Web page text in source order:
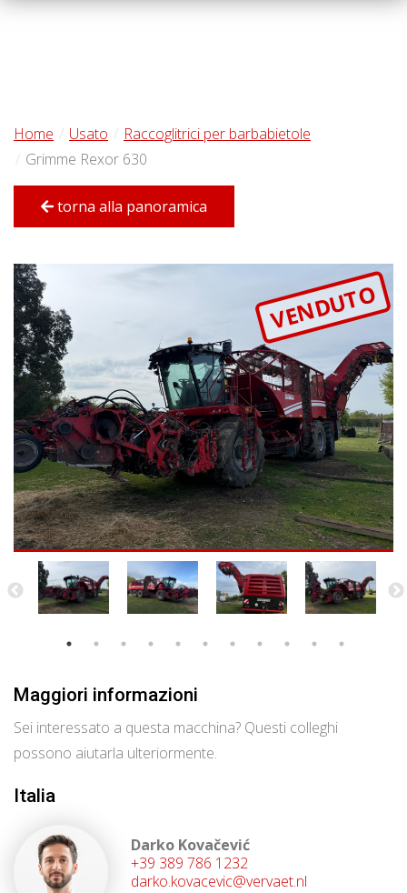
Home Usato
Raccoglitrici per barbabietole
Grimme Rexor 630
torna alla panoramica
VENDUTO
Maggiori informazioni
Sei interessato a questa macchina? Questi colleghi
possono aiutarla ulteriormente.
Italia
Darko Kovačević
+39 389 786 1232
darko.kovacevic@vervaet.nl